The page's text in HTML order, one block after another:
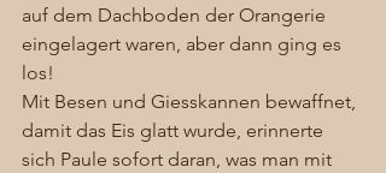
auf dem Dachboden der Orangerie
eingelagert waren, aber dann ging es
los!
Mit Besen und Giesskannen bewaffnet,
damit das Eis glatt wurde, erinnerte
sich Paule sofort daran, was man mit